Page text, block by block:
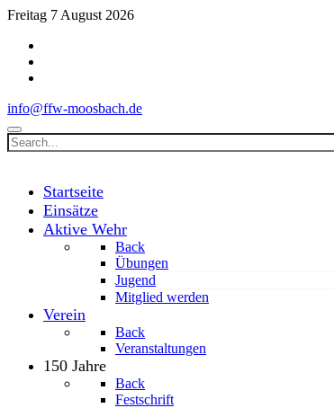
Freitag 7 August 2026
info@ffw-moosbach.de
Startseite
Einsätze
Aktive Wehr
Back
Übungen
Jugend
Mitglied werden
Verein
Back
Veranstaltungen
150 Jahre
Back
Festschrift